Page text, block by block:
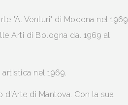
"A. Venturi" di Modena nel 1969
Arti di Bologna dal 1969 al
nel 1969.
di Mantova. Con la sua